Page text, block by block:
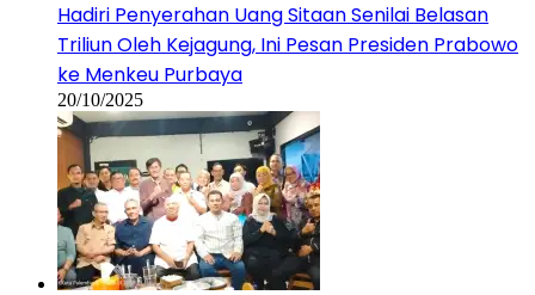
Hadiri Penyerahan Uang Sitaan Senilai Belasan
Triliun Oleh Kejagung, Ini Pesan Presiden Prabowo
ke Menkeu Purbaya
20/10/2025